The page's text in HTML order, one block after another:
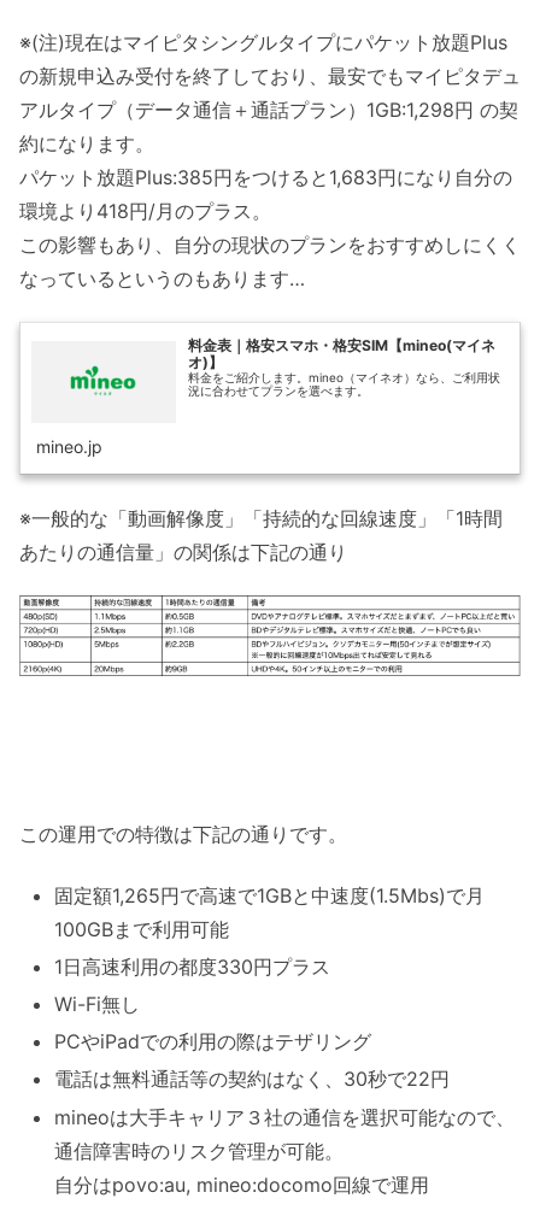
※(注)現在はマイピタシングルタイプにパケット放題Plus
の新規申込み受付を終了しており、最安でもマイピタデュ
アルタイプ（データ通信＋通話プラン）1GB:1,298円 の契
約になります。
パケット放題Plus:385円をつけると1,683円になり自分の
環境より418円/月のプラス。
この影響もあり、自分の現状のプランをおすすめしにくく
なっているというのもあります…
料金表｜格安スマホ・格安SIM【mineo(マイネ
オ)】
料金をご紹介します。mineo（マイネオ）なら、ご利用状
況に合わせてプランを選べます。
mineo.jp
※一般的な「動画解像度」「持続的な回線速度」「1時間
あたりの通信量」の関係は下記の通り
この運用での特徴は下記の通りです。
固定額1,265円で高速で1GBと中速度(1.5Mbs)で月
100GBまで利用可能
1日高速利用の都度330円プラス
Wi-Fi無し
PCやiPadでの利用の際はテザリング
電話は無料通話等の契約はなく、30秒で22円
mineoは大手キャリア３社の通信を選択可能なので、
通信障害時のリスク管理が可能。
自分はpovo:au, mineo:docomo回線で運用